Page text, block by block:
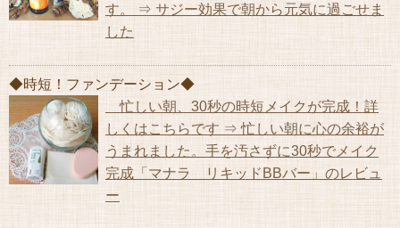
す。 ⇒ サジー効果で朝から元気に過ごせま
した
◆時短！ファンデーション◆
忙しい朝、30秒の時短メイクが完成！詳
しくはこちらです ⇒ 忙しい朝に心の余裕が
うまれました。手を汚さずに30秒でメイク
完成「マナラ リキッドBBバー」のレビュ
ー